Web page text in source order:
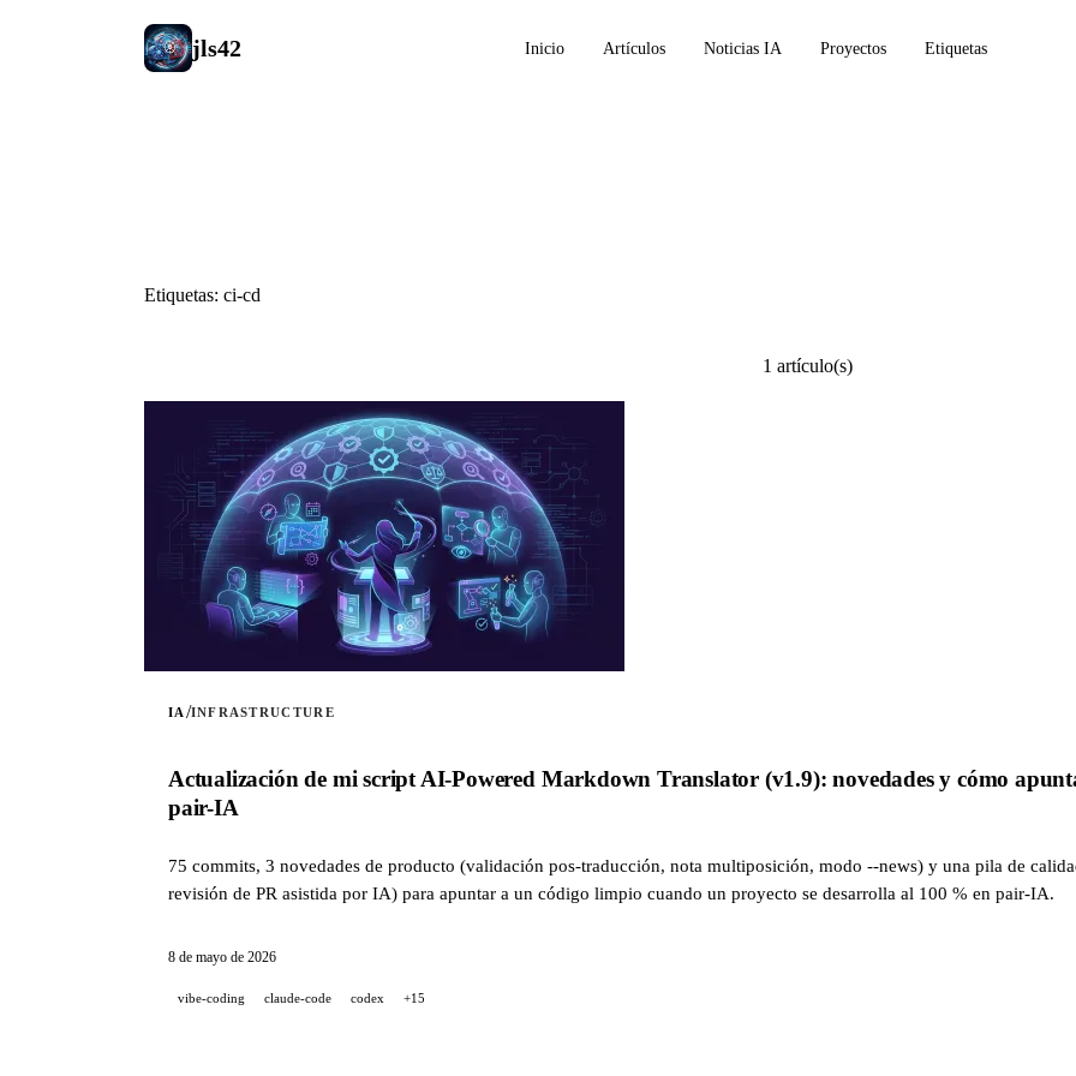
jls42 Inicio Artículos Noticias IA Proyectos Etiquetas
Etiquetas: ci-cd
1 artículo(s)
IA /INFRASTRUCTURE
Actualización de mi script AI-Powered Markdown Translator (v1.9): novedades y cómo
pair-IA
75 commits, 3 novedades de producto (validación pos-traducción, nota multiposición, modo --news) y una pila de
revisión de PR asistida por IA) para apuntar a un código limpio cuando un proyecto se desarrolla al 100 % en pair-IA.
8 de mayo de 2026
vibe-coding claude-code codex +15